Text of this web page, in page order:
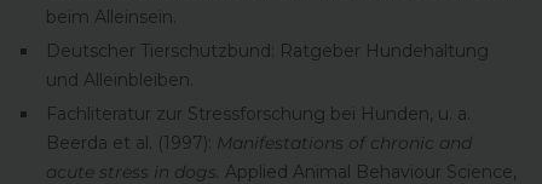
beim Alleinsein.
Deutscher Tierschutzbund: Ratgeber Hundehaltung
und Alleinbleiben.
Fachliteratur zur Stressforschung bei Hunden, u. a.
Beerda et al. (1997): Manifestations of chronic and
acute stress in dogs. Applied Animal Behaviour Science,